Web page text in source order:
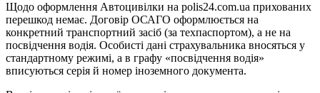
Щодо оформлення Автоцивілки на polis24.com.ua прихованих
перешкод немає. Договір ОСАГО оформлюється на
конкретний транспортний засіб (за техпаспортом), а не на
посвідчення водія. Особисті дані страхувальника вносяться у
стандартному режимі, а в графу «посвідчення водія»
вписуються серія й номер іноземного документа.